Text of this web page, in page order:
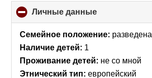
Личные данные
to
collapse
Семейное положение: разведена
Наличие детей: 1
Проживание детей: не со мной
Этнический тип: европейский